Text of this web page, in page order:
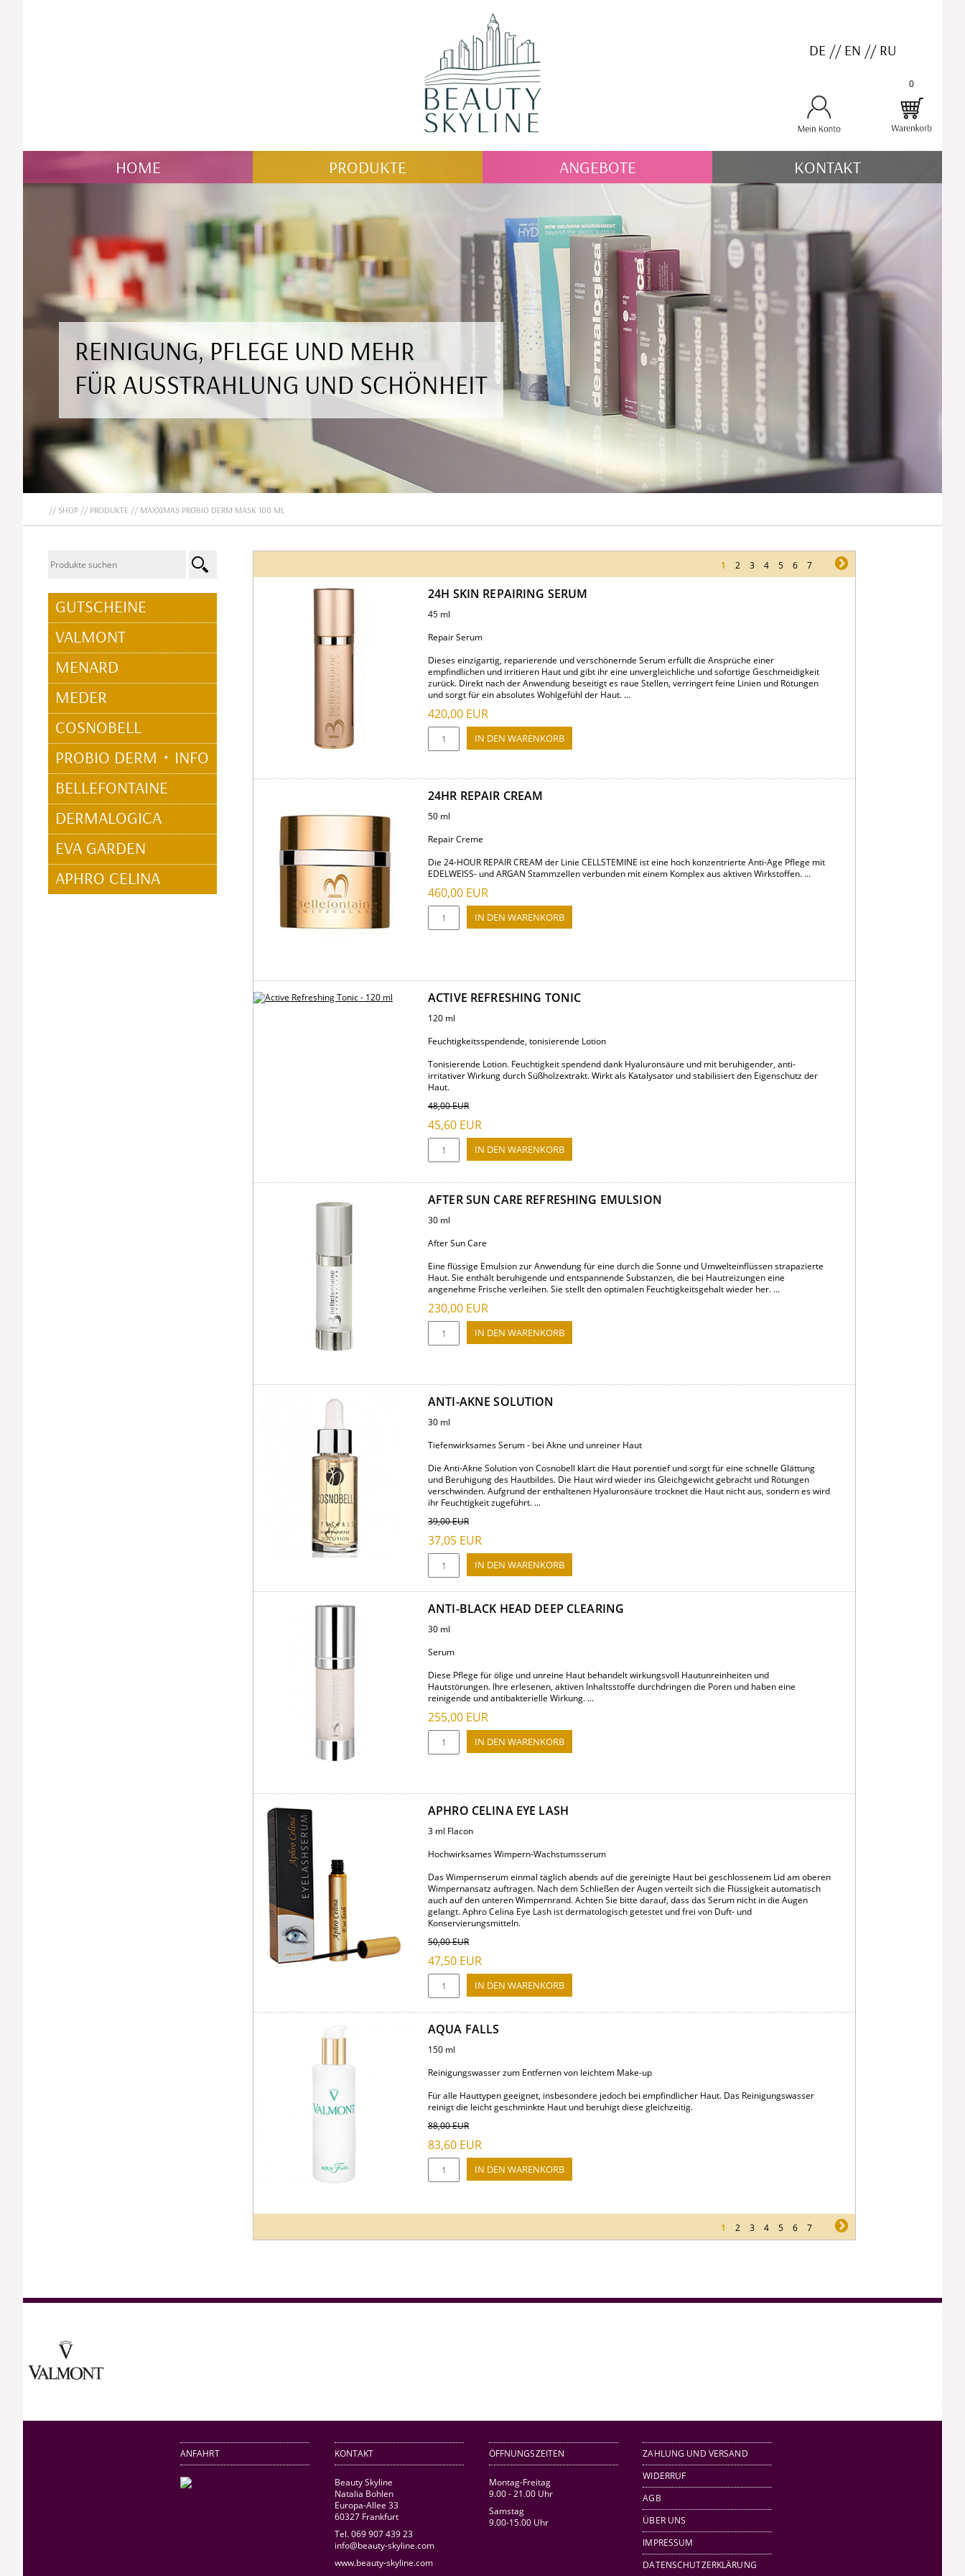
DE // EN // RU
0
HOME PRODUKTE ANGEBOTE KONTAKT
REINIGUNG, PFLEGE UND MEHR
FÜR AUSSTRAHLUNG UND SCHÖNHEIT
SHOP PRODUKTE MAXXIMAS PROBIO DERM MASK 100 ML
1 2 3 4 5 6 7
24H SKIN REPAIRING SERUM
45 ml
Repair Serum
Dieses einzigartig, reparierende und verschönernde Serum erfüllt die Ansprüche einer
empfindlichen und irritieren Haut und gibt ihr eine unvergleichliche und sofortige Geschmeidigkeit
zurück. Direkt nach der Anwendung beseitigt es raue Stellen, verringert feine Linien und Rötungen
und sorgt für ein absolutes Wohlgefühl der Haut. ...
420,00 EUR
24HR REPAIR CREAM
50 ml
Repair Creme
Die 24-HOUR REPAIR CREAM der Linie CELLSTEMINE ist eine hoch konzentrierte Anti-Age Pflege mit
EDELWEISS- und ARGAN Stammzellen verbunden mit einem Komplex aus aktiven Wirkstoffen. ...
460,00 EUR
ACTIVE REFRESHING TONIC
120 ml
Feuchtigkeitsspendende, tonisierende Lotion
Tonisierende Lotion. Feuchtigkeit spendend dank Hyaluronsäure und mit beruhigender, anti-
irritativer Wirkung durch Süßholzextrakt. Wirkt als Katalysator und stabilisiert den Eigenschutz der
Haut.
48,00EUR
45,60 EUR
AFTER SUN CARE REFRESHING EMULSION
30 ml
After Sun Care
Eine flüssige Emulsion zur Anwendung für eine durch die Sonne und Umwelteinflüssen strapazierte
Haut. Sie enthält beruhigende und entspannende Substanzen, die bei Hautreizungen eine
angenehme Frische verleihen. Sie stellt den optimalen Feuchtigkeitsgehalt wieder her. ...
230,00 EUR
ANTI-AKNE SOLUTION
30 ml
Tiefenwirksames Serum - bei Akne und unreiner Haut
Die Anti-Akne Solution von Cosnobell klärt die Haut porentief und sorgt für eine schnelle Glättung
und Beruhigung des Hautbildes. Die Haut wird wieder ins Gleichgewicht gebracht und Rötungen
verschwinden. Aufgrund der enthaltenen Hyaluronsäure trocknet die Haut nicht aus, sondern es wird
ihr Feuchtigkeit zugeführt. ...
39,00EUR
37,05 EUR
ANTI-BLACK HEAD DEEP CLEARING
30 ml
Serum
Diese Pflege für ölige und unreine Haut behandelt wirkungsvoll Hautunreinheiten und
Hautstörungen. Ihre erlesenen, aktiven Inhaltsstoffe durchdringen die Poren und haben eine
reinigende und antibakterielle Wirkung. ...
255,00 EUR
APHRO CELINA EYE LASH
3 ml Flacon
Hochwirksames Wimpern-Wachstumsserum
Das Wimpernserum einmal täglich abends auf die gereinigte Haut bei geschlossenem Lid am oberen
Wimpernansatz auftragen. Nach dem Schließen der Augen verteilt sich die Flüssigkeit automatisch
auch auf den unteren Wimpernrand. Achten Sie bitte darauf, dass das Serum nicht in die Augen
gelangt. Aphro Celina Eye Lash ist dermatologisch getestet und frei von Duft- und
Konservierungsmitteln.
50,00EUR
47,50 EUR
AQUA FALLS
150 ml
Reinigungswasser zum Entfernen von leichtem Make-up
Für alle Hauttypen geeignet, insbesondere jedoch bei empfindlicher Haut. Das Reinigungswasser
reinigt die leicht geschminkte Haut und beruhigt diese gleichzeitig.
88,00EUR
83,60 EUR
1 2 3 4 5 6 7
ÜBERSPRINGEN
GUTSCHEINE
VALMONT
MENARD
MEDER
COSNOBELL
PROBIO DERM・INFO
BELLEFONTAINE
DERMALOGICA
EVA GARDEN
APHRO CELINA
ANFAHRT KONTAKT
Beauty Skyline
Natalia Bohlen
Europa-Allee 33
60327 Frankfurt
Tel. 069 907 439 23
info@beauty-skyline.com
www.beauty-skyline.com
ÖFFNUNGSZEITEN
Montag-Freitag
9.00 - 21.00 Uhr
Samstag
9.00-15.00 Uhr
ZAHLUNG UND VERSAND
WIDERRUF
AGB
ÜBER UNS
IMPRESSUM
DATENSCHUTZERKLÄRUNG